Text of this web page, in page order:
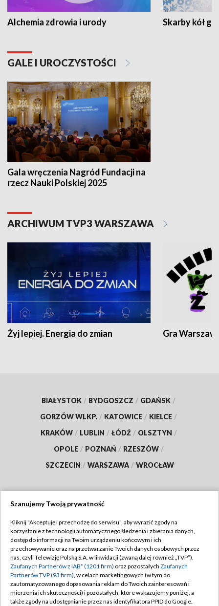
Alchemia zdrowia i urody Skarby kół
GALE I UROCZYSTOŚCI
Gala wręczenia Nagród Fundacji na
rzecz Nauki Polskiej 2025
ARCHIWUM TVP3 WARSZAWA
Żyj lepiej. Energia do zmian Gra
BIAŁYSTOK / BYDGOSZCZ / GDAŃSK /
GORZÓW WLKP. / KATOWICE / KIELCE /
KRAKÓW / LUBLIN / ŁÓDŹ / OLSZTYN /
OPOLE / POZNAŃ / RZESZÓW /
SZCZECIN / WARSZAWA / WROCŁAW
TVP
Abonament TVP
Emisja w TVP
Centrum informacji TVP
Naziemna Telewizja Cyfrowa
Regulamin TVP
Polityka prywatności
Moje zgody
Pomoc
Szanujemy Twoją prywatność
Kliknij "Akceptuję i przechodzę do serwisu", aby wyrazić zgody na
korzystanie z technologii automatycznego śledzenia i zbierania danych,
dostęp do informacji na Twoim urządzeniu końcowym i ich
przechowywanie oraz na przetwarzanie Twoich danych osobowych przez
nas, czyli Telewizję Polską S.A. w likwidacji (zwaną dalej również „TVP”),
Zaufanych Partnerów z IAB* (1201 firm) oraz pozostałych Zaufanych
Partnerów TVP (93 firm), w celach marketingowych (w tym do
zautomatyzowanego dopasowania reklam do Twoich zainteresowań i
mierzenia ich skuteczności) i pozostałych, które wskazujemy poniżej, a
także zgody na udostępnianie przez nas identyfikatora PPID do Google.